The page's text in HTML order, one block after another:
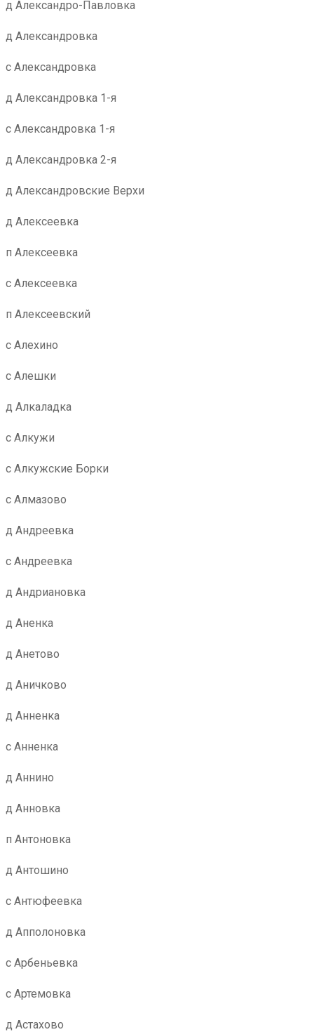
д Александро-Павловка
д Александровка
с Александровка
д Александровка 1-я
с Александровка 1-я
д Александровка 2-я
д Александровские Верхи
д Алексеевка
п Алексеевка
с Алексеевка
п Алексеевский
с Алехино
с Алешки
д Алкаладка
с Алкужи
с Алкужские Борки
с Алмазово
д Андреевка
с Андреевка
д Андриановка
д Аненка
д Анетово
д Аничково
д Анненка
с Анненка
д Аннино
д Анновка
п Антоновка
д Антошино
с Антюфеевка
д Апполоновка
с Арбеньевка
с Артемовка
д Астахово